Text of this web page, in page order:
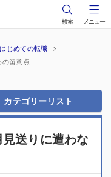
検索 メニュー
はじめての転職
留意点
カテゴリーリスト
送りに遭わな